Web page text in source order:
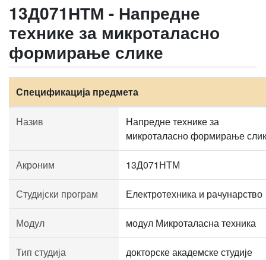
13Д071НТМ - Напредне
технике за микроталасно
формирање слике
Спецификација предмета
Назив
Напредне технике за
микроталасно формирање
Акроним 13Д071НТМ
Студијски програм Електротехника и рачунарство
Модул модул Микроталасна техника
Тип студија докторске академске студије